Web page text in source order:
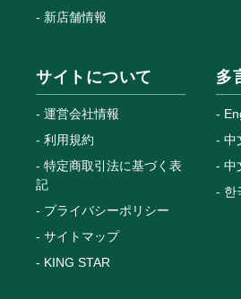
新店舗情報
サイトについて
運営会社情報
利用規約
特定商取引法に基づく表
記
プライバシーポリシー
サイトマップ
KING STAR
多
中
中
한